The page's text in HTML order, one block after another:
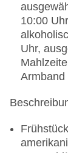
10:00
Uhr,
Armband